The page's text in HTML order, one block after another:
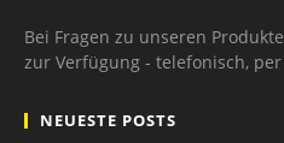
Bei Fragen zu unseren
zur Verfügung - telefonisch,
NEUESTE POSTS